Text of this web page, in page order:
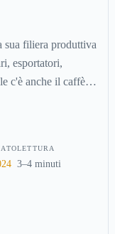
sua filiera produttiva
esportatori,
c'è anche il caffè
LETTURA
3–4 minuti